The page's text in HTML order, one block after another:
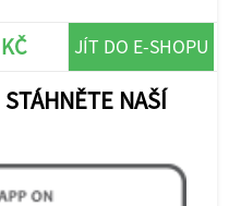
JÍT DO E-SHOPU
NAŠÍ